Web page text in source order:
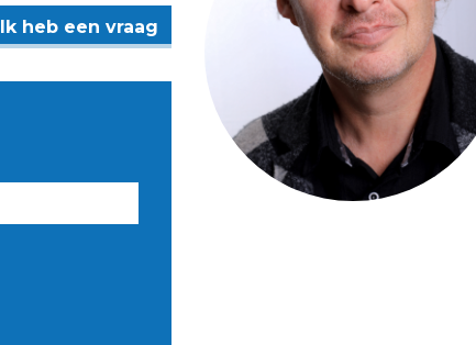
Ik heb een vraag